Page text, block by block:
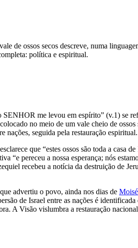
de ossos secos descreve, numa
política e espiritual.
me levou em espírito” (v.1) se
no meio de um vale cheio de ossos
nações, seguida pela restauração espiritual.
que “estes ossos são toda a casa
“e pereceu a nossa esperança; nós
recebeu a notícia da destruição de
advertiu o povo, ainda nos dias de
de Israel entre as nações é identificada
A Visão vislumbra a restauração